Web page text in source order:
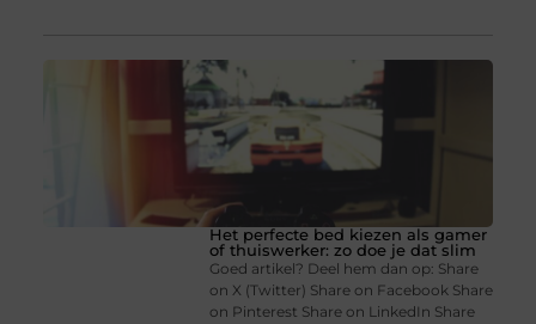
Het perfecte bed kiezen als gamer
of thuiswerker: zo doe je dat slim
Goed artikel? Deel hem dan op: Share
on X (Twitter) Share on Facebook Share
on Pinterest Share on LinkedIn Share